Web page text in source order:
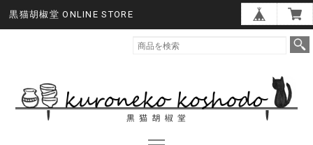
黒猫胡椒堂 ONLINE STORE